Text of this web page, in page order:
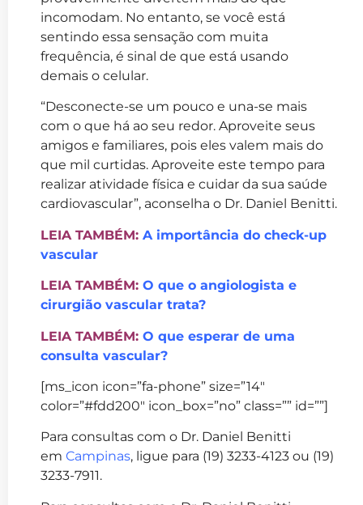
incomodam. No entanto, se você está
sentindo essa sensação com muita
frequência, é sinal de que está usando
demais o celular.
“Desconecte-se um pouco e una-se mais
com o que há ao seu redor. Aproveite seus
amigos e familiares, pois eles valem mais do
que mil curtidas. Aproveite este tempo para
realizar atividade física e cuidar da sua saúde
cardiovascular”, aconselha o Dr. Daniel Benitti.
LEIA TAMBÉM: A importância do check-up
vascular
LEIA TAMBÉM: O que o angiologista e
cirurgião vascular trata?
LEIA TAMBÉM: O que esperar de uma
consulta vascular?
[ms_icon icon=”fa-phone” size=”14″
color=”#fdd200″ icon_box=”no” class=”” id=””]
Para consultas com o Dr. Daniel Benitti
em Campinas, ligue para (19) 3233-4123 ou (19)
3233-7911.